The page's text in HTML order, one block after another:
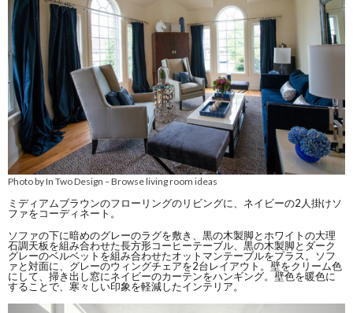
Photo by In Two Design –Browse living room ideas
ミディアムブラウンのフローリングのリビングに、ネイビーの2人掛けソ
ファをコーディネート。
ソファの下に暗めのグレーのラグを敷き、黒の木製脚とホワイトの大理
石調天板を組み合わせた長方形コーヒーテーブル、黒の木製脚とダーク
グレーのベルベットを組み合わせたオットマンテーブルをプラス。ソフ
ァと対面に、グレーのウィングチェアを2台レイアウト。壁をクリーム色
にして、掃き出し窓にネイビーのカーテンをハンギング。壁色を暖色に
することで、寒々しい印象を軽減したインテリア。